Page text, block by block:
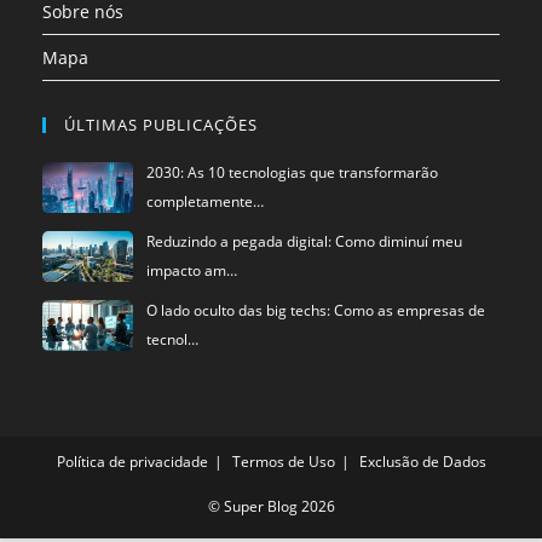
Sobre nós
Mapa
ÚLTIMAS PUBLICAÇÕES
2030: As 10 tecnologias que transformarão
completamente…
Reduzindo a pegada digital: Como diminuí meu
impacto am…
O lado oculto das big techs: Como as empresas de
tecnol…
Política de privacidade Termos de Uso Exclusão de Dados
©Super Blog2026